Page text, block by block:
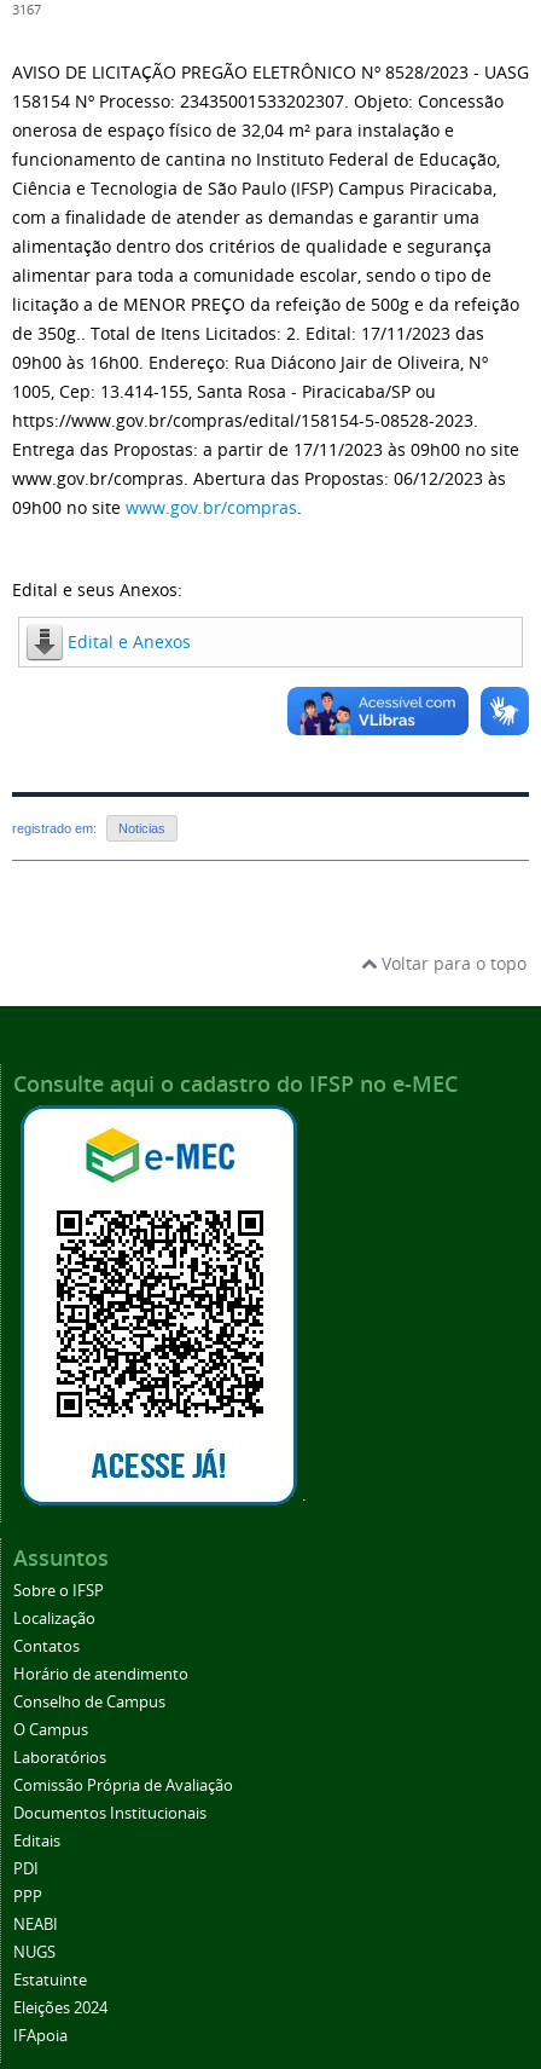
3167
AVISO DE LICITAÇÃO PREGÃO ELETRÔNICO Nº 8528/2023 - UASG
158154 Nº Processo: 23435001533202307. Objeto: Concessão
onerosa de espaço físico de 32,04 m² para instalação e
funcionamento de cantina no Instituto Federal de Educação,
Ciência e Tecnologia de São Paulo (IFSP) Campus Piracicaba,
com a finalidade de atender as demandas e garantir uma
alimentação dentro dos critérios de qualidade e segurança
alimentar para toda a comunidade escolar, sendo o tipo de
licitação a de MENOR PREÇO da refeição de 500g e da refeição
de 350g.. Total de Itens Licitados: 2. Edital: 17/11/2023 das
09h00 às 16h00. Endereço: Rua Diácono Jair de Oliveira, Nº
1005, Cep: 13.414-155, Santa Rosa - Piracicaba/SP ou
https://www.gov.br/compras/edital/158154-5-08528-2023.
Entrega das Propostas: a partir de 17/11/2023 às 09h00 no site
www.gov.br/compras. Abertura das Propostas: 06/12/2023 às
09h00 no site www.gov.br/compras.
Edital e seus Anexos:
Edital e Anexos
registrado em: Noticias
Voltar para o topo
Consulte aqui o cadastro do IFSP no e-MEC
.
Assuntos
Sobre o IFSP
Localização
Contatos
Horário de atendimento
Conselho de Campus
O Campus
Laboratórios
Comissão Própria de Avaliação
Documentos Institucionais
Editais
PDI
PPP
NEABI
NUGS
Estatuinte
Eleições 2024
IFApoia